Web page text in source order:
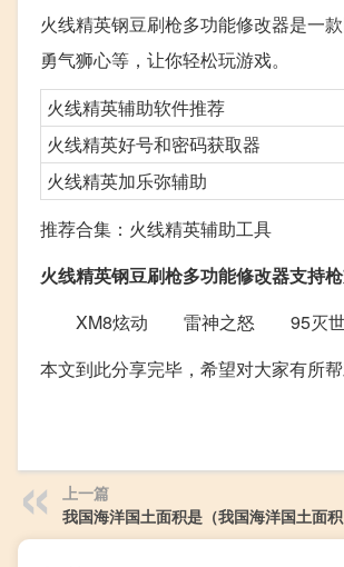
火线精英钢豆刷枪多功能修改器是一
勇气狮心等，让你轻松玩游戏。
火线精英辅助软件推荐
火线精英好号和密码获取器
火线精英加乐弥辅助
推荐合集：火线精英辅助工具
火线精英钢豆刷枪多功能修改器支持枪
XM8炫动 雷神之怒 95灭
本文到此分享完毕，希望对大家有所帮
上一篇
我国海洋国土面积是（我国海洋国土面积